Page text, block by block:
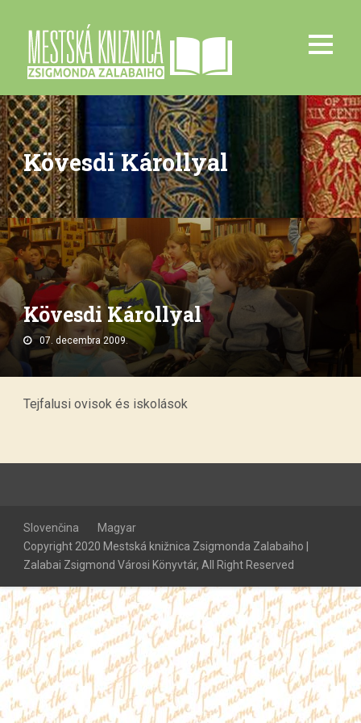
Kövesdi Károllyal
Kövesdi Károllyal
07. decembra 2009.
Tejfalusi ovisok és iskolások
Slovenčina
Magyar
Copyright 2020 Mestská knižnica Zsigmonda Zalabaiho |
Zalabai Zsigmond Városi Könyvtár, All Right Reserved